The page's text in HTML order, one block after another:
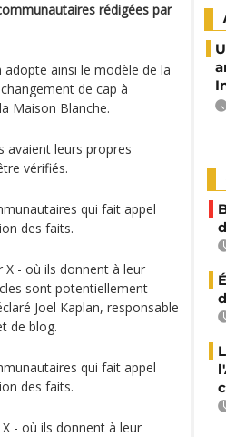
rédigées par
ainsi le modèle de la
de cap à
Maison Blanche.
avaient leurs propres
vérifiés.
qui fait appel
des faits.
- où ils donnent à leur
sont potentiellement
Joel Kaplan, responsable
de blog.
qui fait appel
des faits.
- où ils donnent à leur